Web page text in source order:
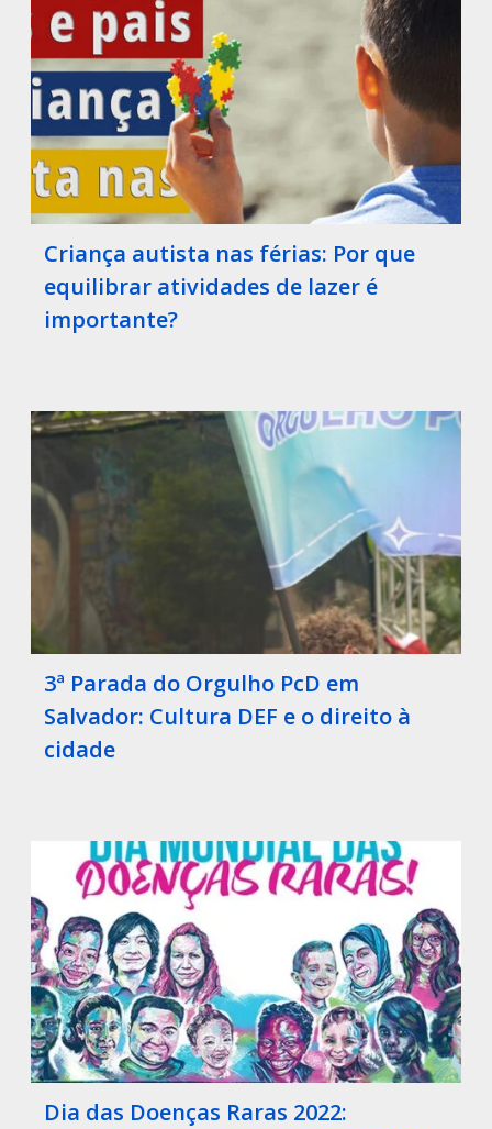
Criança autista nas férias: Por que
equilibrar atividades de lazer é
importante?
3ª Parada do Orgulho PcD em
Salvador: Cultura DEF e o direito à
cidade
Dia das Doenças Raras 2022: